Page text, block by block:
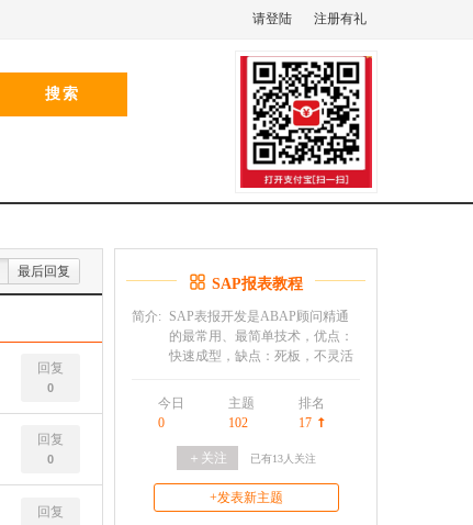
请登陆 注册有礼
最后回复
回复
0
回复
0
回复
SAP报表教程
简介:
SAP表报开发是ABAP顾问精通
的最常用、最简单技术，优点：
快速成型，缺点：死板，不灵活
今日
0
主题
102
排名
17
＋关注 已有13人关注
+发表新主题